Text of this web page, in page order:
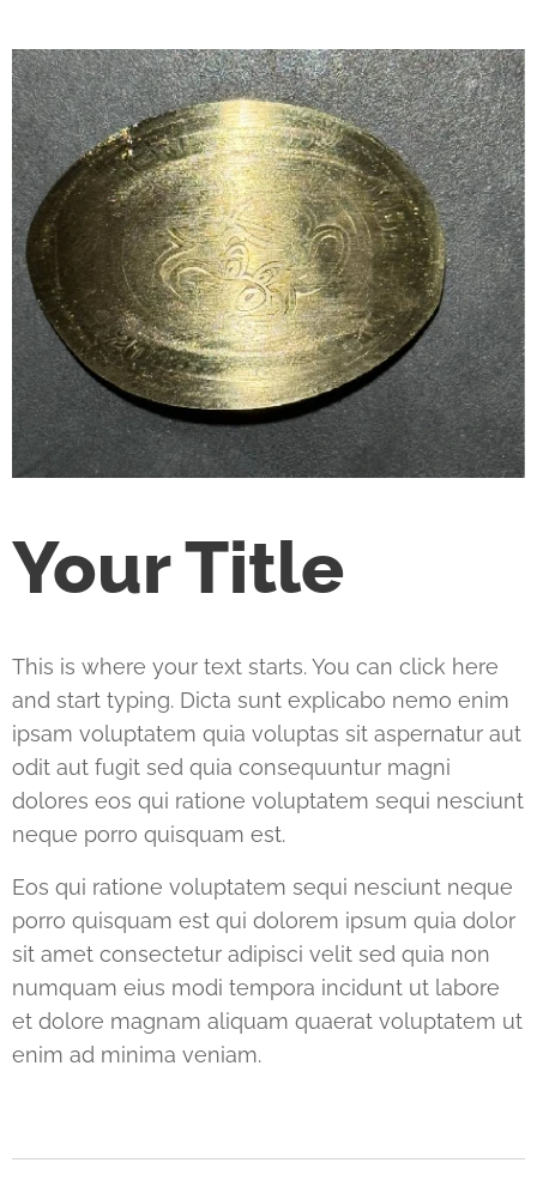
Your Title
This is where your text starts. You can click here
and start typing. Dicta sunt explicabo nemo enim
ipsam voluptatem quia voluptas sit aspernatur aut
odit aut fugit sed quia consequuntur magni
dolores eos qui ratione voluptatem sequi nesciunt
neque porro quisquam est.
Eos qui ratione voluptatem sequi nesciunt neque
porro quisquam est qui dolorem ipsum quia dolor
sit amet consectetur adipisci velit sed quia non
numquam eius modi tempora incidunt ut labore
et dolore magnam aliquam quaerat voluptatem ut
enim ad minima veniam.